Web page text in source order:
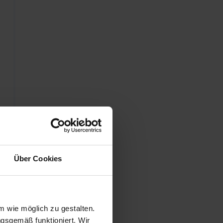
Über Cookies
wie möglich zu gestalten.
funktioniert. Wir